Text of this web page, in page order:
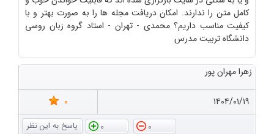
کامل متن را ندارند. امکان دریافت مجله ها را به صورت بهتر و با
کیفیت مناسب داریم؟ محمدی - تهران - استاد گروه زبان روسی
دانشگاه تربیت مدرس
زهرا مهران پور
۱۴۰۴/۰۱/۱۹
0
0
0